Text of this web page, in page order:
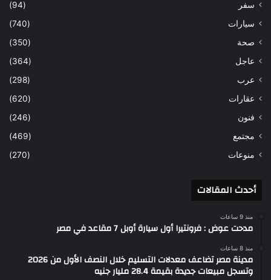
سفر
(94)
سيارات
(740)
صحة
(350)
عاجل
(364)
عرب
(298)
عقارات
(620)
فنون
(246)
مجتمع
(469)
منوعات
(270)
أحدث المقالات
منذ 9 ساعات
مدحت عوض : فرونتيرا أول سيارة أوبل 7 مقاعد في مصر
منذ 8 ساعات
مدينة مصر تضاعف معدلات التسليم خلال النصف الأول من 2026
وتسجل مبيعات جديدة بقيمة 28.4 مليار جنيه